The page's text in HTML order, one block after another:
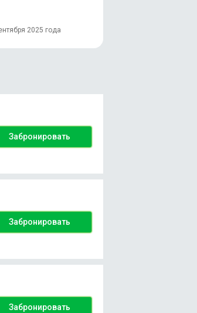
2025 года
Забронировать
Забронировать
Забронировать